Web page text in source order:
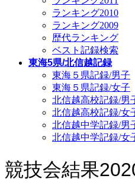
ランキング2010
ランキング2009
歴代ランキング
ベスト記録検索
東海5県/北信越記録
東海５県記録/男子
東海５県記録/女子
北信越高校記録/男
北信越高校記録/女
北信越中学記録/男
北信越中学記録/女
競技会結果